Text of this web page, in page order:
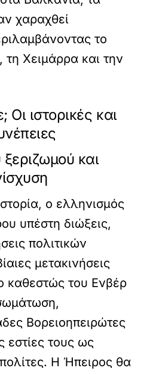
χαραχθεί
το
Χειμάρρα και την
Οι ιστορικές και
και
ο ελληνισμός
υπέστη διώξεις,
πολιτικών
μετακινήσεις
καθεστώς του Ενβέρ
Βορειοηπειρώτες
εστίες τους ως
Η Ήπειρος θα